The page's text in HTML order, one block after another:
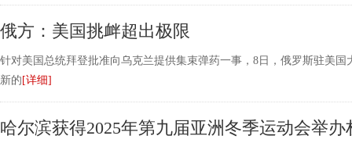
俄方：美国挑衅超出极限
针对美国总统拜登批准向乌克兰提供集束弹药一事，8日，俄罗斯驻美
新的 [详细]
哈尔滨获得2025年第九届亚洲冬季运动会举办